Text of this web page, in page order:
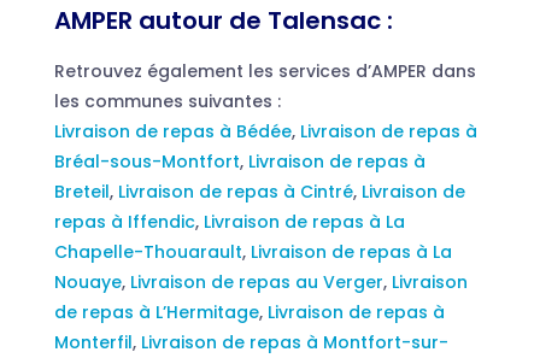
AMPER autour de Talensac :
Retrouvez également les services d’AMPER dans
les communes suivantes :
Livraison de repas à Bédée, Livraison de repas à
Bréal-sous-Montfort, Livraison de repas à
Breteil, Livraison de repas à Cintré, Livraison de
repas à Iffendic, Livraison de repas à La
Chapelle-Thouarault, Livraison de repas à La
Nouaye, Livraison de repas au Verger, Livraison
de repas à L’Hermitage, Livraison de repas à
Monterfil, Livraison de repas à Montfort-sur-